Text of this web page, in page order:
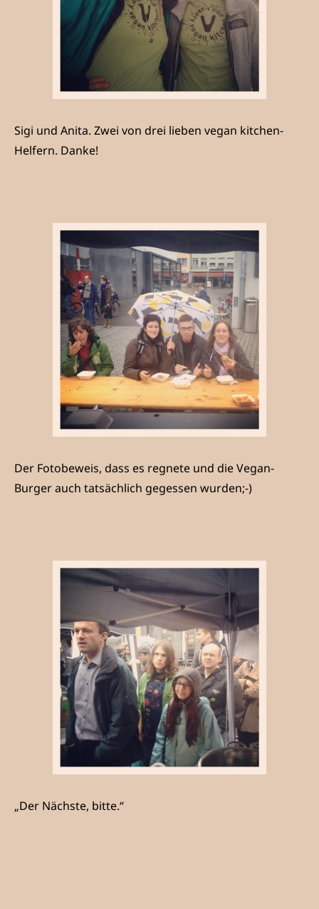
Sigi und Anita. Zwei von drei lieben vegan kitchen-
Helfern. Danke!
Der Fotobeweis, dass es regnete und die Vegan-
Burger auch tatsächlich gegessen wurden;-)
„Der Nächste, bitte.“